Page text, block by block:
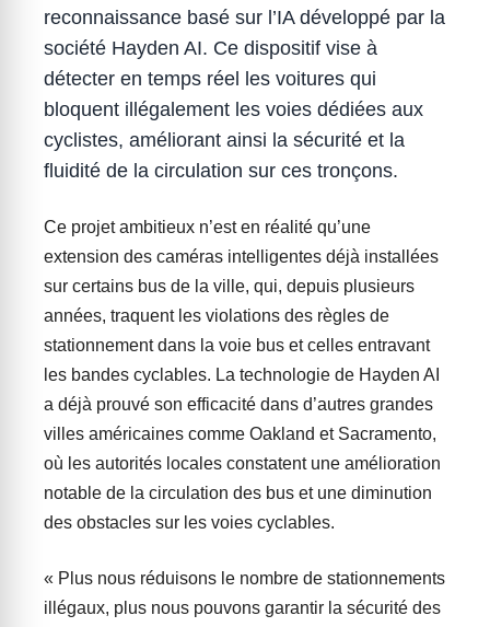
reconnaissance basé sur l’IA développé par la
société Hayden AI. Ce dispositif vise à
détecter en temps réel les voitures qui
bloquent illégalement les voies dédiées aux
cyclistes, améliorant ainsi la sécurité et la
fluidité de la circulation sur ces tronçons.
Ce projet ambitieux n’est en réalité qu’une
extension des caméras intelligentes déjà installées
sur certains bus de la ville, qui, depuis plusieurs
années, traquent les violations des règles de
stationnement dans la voie bus et celles entravant
les bandes cyclables. La technologie de Hayden AI
a déjà prouvé son efficacité dans d’autres grandes
villes américaines comme Oakland et Sacramento,
où les autorités locales constatent une amélioration
notable de la circulation des bus et une diminution
des obstacles sur les voies cyclables.
« Plus nous réduisons le nombre de stationnements
illégaux, plus nous pouvons garantir la sécurité des